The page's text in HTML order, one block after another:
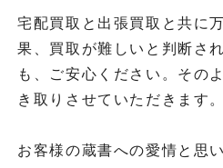
宅配買取と出張買取と共に
果、買取が難しいと判断さ
も、ご安心ください。その
き取りさせていただきます。
お客様の蔵書への愛情と思